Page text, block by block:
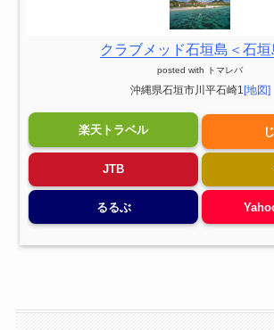
クラブメッド石垣島＜石垣
posted with トマレバ
沖縄県石垣市川平石崎1 [地図]
楽天トラベル
JTB
るるぶ